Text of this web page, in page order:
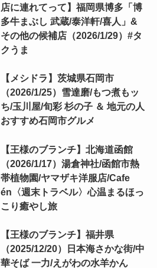
店に連れてって】福岡県博多「博
多牛まぶし 武蔵/泰洋軒/喜人」&
その他の候補店（2026/1/29）#タ
クうま
【メシドラ】茨城県石岡市
（2026/1/25）雪達磨/もつ煮もッ
ち/玉川屋/旬彩 杉の子 ＆ 地元の人
おすすめ石岡市グルメ
【王様のブランチ】北海道函館
（2026/1/17）湯倉神社/函館市熱
帯植物園/ヤマザキ洋服店/Cafe
én〈週末トラベル〉心温まるほっ
こり癒やし旅
【王様のブランチ】福井県
（2025/12/20）日本海さかな街/中
華そば 一力/えがわの水羊かん